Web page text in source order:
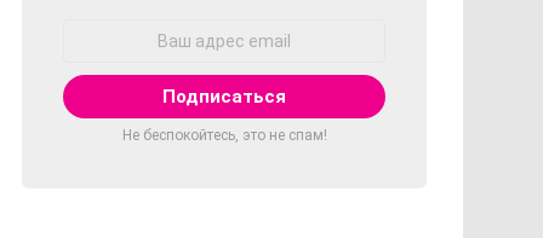
Не беспокойтесь, это не спам!